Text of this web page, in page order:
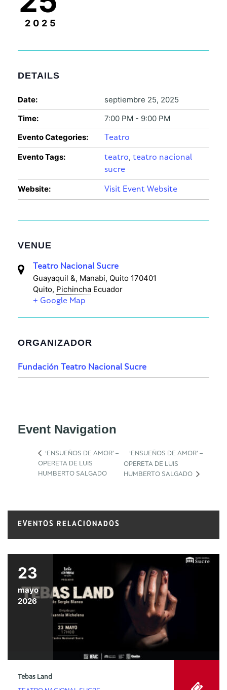
2025
DETAILS
Date:
septiembre 25, 2025
Time:
7:00 PM - 9:00 PM
Evento Categories:
Teatro
Evento Tags: teatro, teatro nacional
sucre
Website: Visit Event Website
VENUE
Teatro Nacional Sucre
Guayaquil &, Manabi, Quito 170401
Quito, Pichincha Ecuador
+ Google Map
ORGANIZADOR
Fundación Teatro Nacional Sucre
Event Navigation
‘ENSUEÑOS DE AMOR’ –
OPERETA DE LUIS
HUMBERTO SALGADO
‘ENSUEÑOS DE AMOR’ –
OPERETA DE LUIS
HUMBERTO SALGADO
EVENTOS RELACIONADOS
23
mayo
2026
Tebas Land